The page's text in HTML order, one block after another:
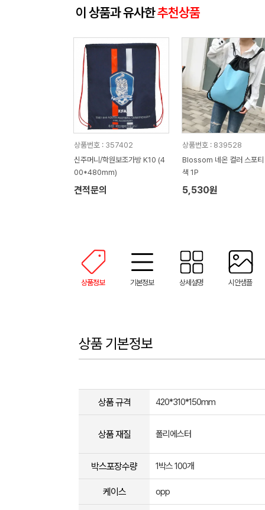
이 상품과 유사한추천상품
상품번호 : 357402
신주머니/학원보조가방 K10 (4
00*480mm)
견적문의
상품번호 : 839528
Blossom 네온 컬러 스포티
색 1P
5,530원
상품정보 기본정보 상세설명 시안샘플
상품 기본정보
상품 규격 420*310*150mm
상품 재질 폴리에스터
박스포장수량 1박스 100개
케이스 opp